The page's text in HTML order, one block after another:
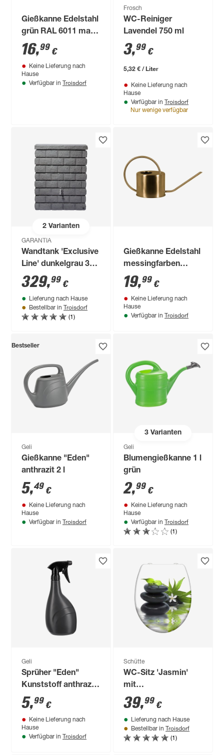
Gießkanne Edelstahl
grün RAL 6011 matt
lackiert 1,5 l
16,99 €
Keine Lieferung nach
Hause
Verfügbar in Troisdorf
Frosch
WC-Reiniger
Lavendel 750 ml
3,99 €
5,32 € / Liter
Keine Lieferung nach
Hause
Verfügbar in Troisdorf
Nur wenige verfügbar
2Varianten
GARANTIA
Wandtank 'Exclusive
Line' dunkelgrau 300
l
329,99 €
Lieferung nach Hause
Bestellbar in Troisdorf
(1)
Gießkanne Edelstahl
messingfarben
glänzend lackiert 1 l
19,99 €
Keine Lieferung nach
Hause
Verfügbar in Troisdorf
Bestseller
Geli
Gießkanne "Eden"
anthrazit 2 l
5,49 €
Keine Lieferung nach
Hause
Verfügbar in Troisdorf
3Varianten
Geli
Blumengießkanne 1 l
grün
2,99 €
Keine Lieferung nach
Hause
Verfügbar in Troisdorf
(1)
Geli
Sprüher "Eden"
Kunststoff anthrazit
0,9 l
5,99 €
Keine Lieferung nach
Hause
Verfügbar in Troisdorf
Schütte
WC-Sitz 'Jasmin'
mit
Absenkautomatik
Duroplast
39,99 €
Lieferung nach Hause
Bestellbar in Troisdorf
(1)